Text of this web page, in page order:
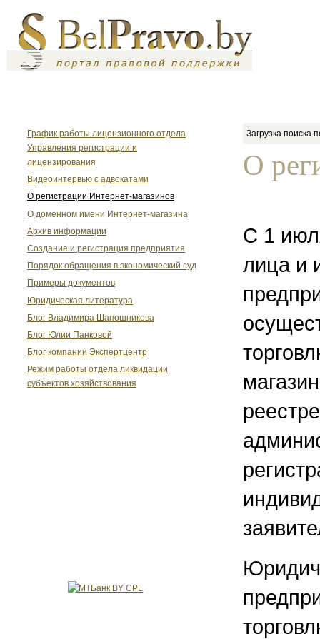
График работы лицензионного отдела
Управления регистрации и
лицензирования
Видеоинтервью с адвокатами
О регистрации Интернет-магазинов
О доменном имени Интернет-магазина
Архив информации
Создание и регистрация предприятия
Порядок обращения в экономический суд
Примеры документов
Юридическая литература
Блог Владимира Шапошникова
Блог Юлии Панковой
Блог компании Экспертцентр
Режим работы отдела ликвидации
субъектов хозяйствования
Загрузка поиска
О
С 1
лица и